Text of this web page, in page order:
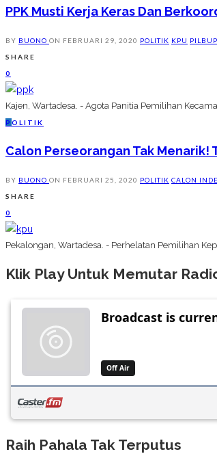
PPK Musti Kerja Keras Dan
BY BUONO ON FEBRUARI 29, 2020 POLITIK KPU
SHARE
0
Kajen, Wartadesa. - Agota Panitia Pemilihan
P OLITIK
Calon Perseorangan Tak Menarik!
BY BUONO ON FEBRUARI 25, 2020 POLITIK CALON
SHARE
0
Pekalongan, Wartadesa. - Perhelatan Pemilihan
Klik Play Untuk Memutar
Raih Pahala Tak Terputus